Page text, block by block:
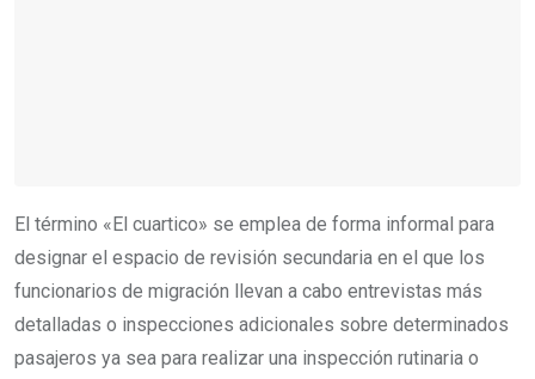
El término «El cuartico» se emplea de forma informal para
designar el espacio de revisión secundaria en el que los
funcionarios de migración llevan a cabo entrevistas más
detalladas o inspecciones adicionales sobre determinados
pasajeros ya sea para realizar una inspección rutinaria o